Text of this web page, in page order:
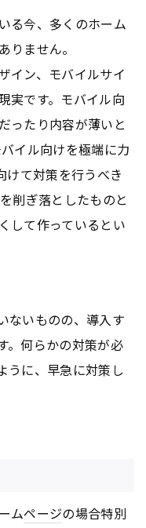
る今、多くのホーム
りません。
イン、モバイルサイ
実です。モバイル向
ったり内容が薄いと
イル向けを極端に力
けて対策を行うべき
削ぎ落としたものと
して作っているとい
ないものの、導入す
。何らかの対策が必
うに、早急に対策し
ムページの場合特別